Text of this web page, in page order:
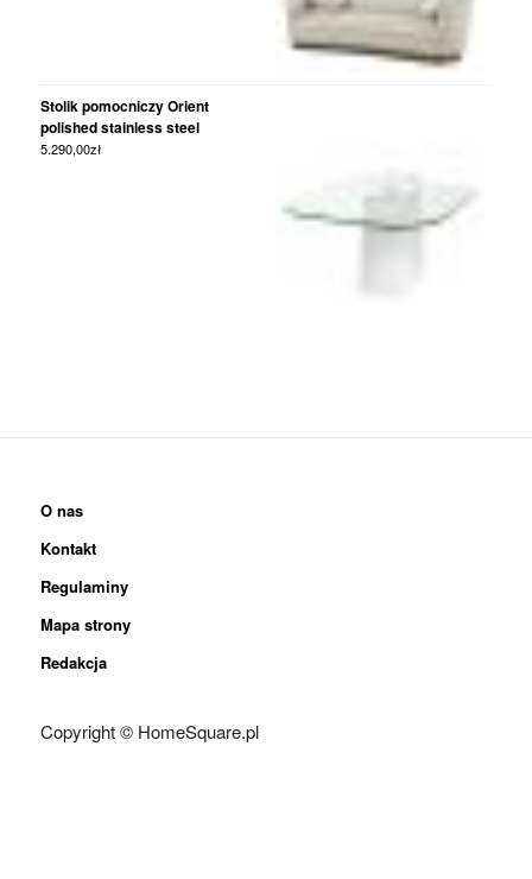
Stolik pomocniczy Orient
polished stainless steel
5.290,00zł
O nas
Kontakt
Regulaminy
Mapa strony
Redakcja
Copyright © HomeSquare.pl